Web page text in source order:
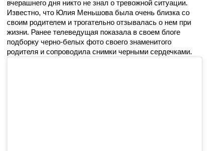
вчерашнего дня никто не знал о тревожной ситуации.
Известно, что Юлия Меньшова была очень близка со
своим родителем и трогательно отзывалась о нем при
жизни. Ранее телеведущая показала в своем блоге
подборку черно-белых фото своего знаменитого
родителя и сопроводила снимки черными сердечками.